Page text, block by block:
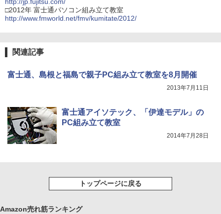
http://jp.fujitsu.com/
□2012年 富士通パソコン組み立て教室
http://www.fmworld.net/fmv/kumitate/2012/
関連記事
富士通、島根と福島で親子PC組み立て教室を8月開催
2013年7月11日
富士通アイソテック、「伊達モデル」の
PC組み立て教室
2014年7月28日
トップページに戻る
Amazon売れ筋ランキング